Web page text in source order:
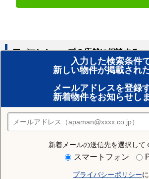
入力した検索条件
新しい物件が掲載され
メールアドレスを登録
新着物件をお知らせしま
新着メールの送信先を選択して
スマートフォン
プライバシーポリシーに
アパマンショップの店舗に相談する
賃貸のプロがお部屋探し！
おまかせ物件リクエスト
住みたい街の店舗を探す
店舗検索
住む街研究所で名古屋市北区の情報